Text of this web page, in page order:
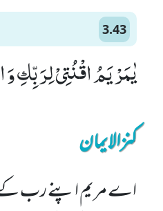
3.43
یٰمَرْیَمُ اقْنُتِیْ لِرَبِّكِ
کنزالایمان
اے مریم اپنے رب کے